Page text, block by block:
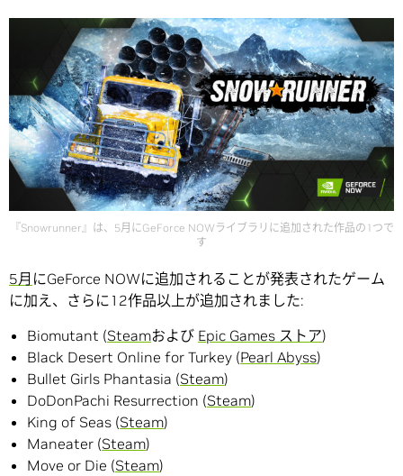
『Snowrunner』は、5月にGeForce NOWライブラリに追加された作品の1つで
す
5月 にGeForce NOWに追加されることが発表されたゲーム
に加え、さらに12作品以上が追加されました:
Biomutant (Steamおよび Epic Games ストア)
Black Desert Online for Turkey (Pearl Abyss)
Bullet Girls Phantasia (Steam)
DoDonPachi Resurrection (Steam)
King of Seas (Steam)
Maneater (Steam)
Move or Die (Steam)